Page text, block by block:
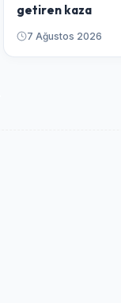
getiren kaza
7 Ağustos 2026